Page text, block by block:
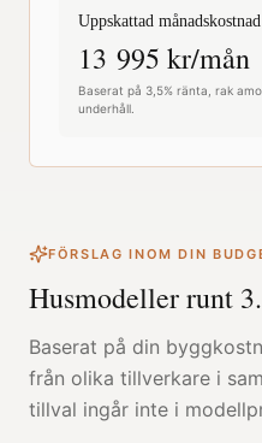
Uppskattad månadskostnad
13 995 kr/mån
Baserat på 3,5% ränta, rak
underhåll.
FÖRSLAG INOM DIN
Husmodeller runt
Baserat på din
från olika tillverkare i
tillval ingår inte i